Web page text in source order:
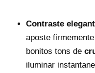
Contraste
aposte
bonitos tons de
iluminar